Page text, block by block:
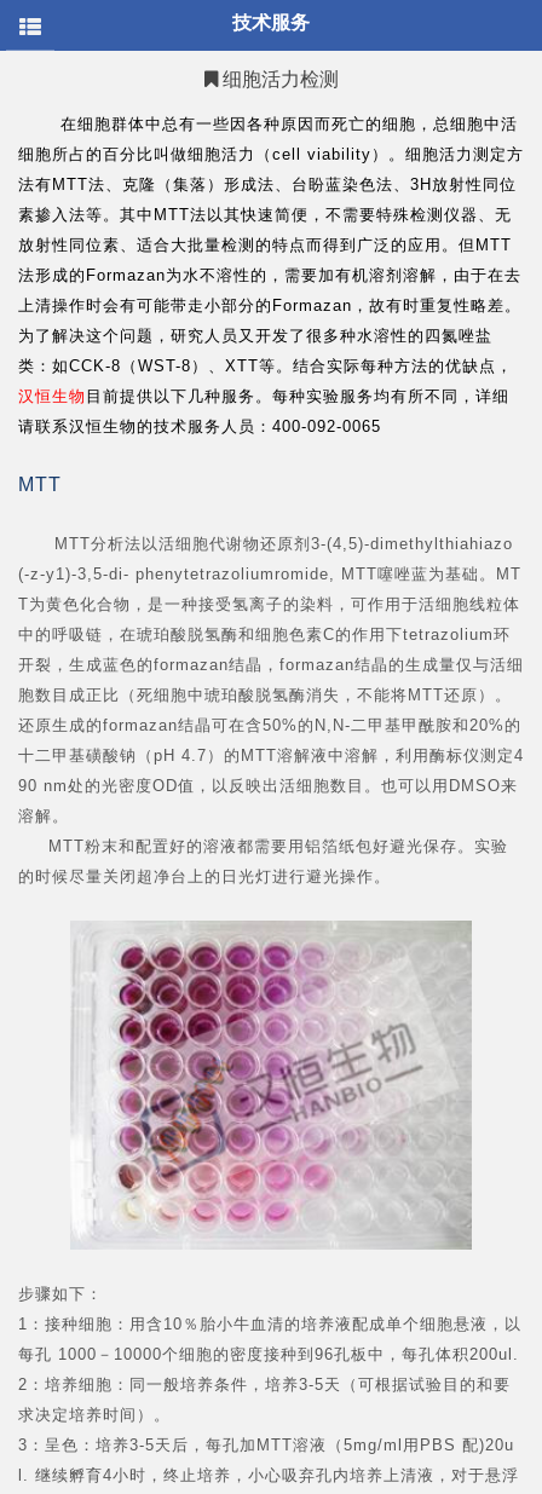
/* * @Author: your name * @Date: 2021-12-30 15:24:14 *
@LastEditTime: 2022-03-03 13:57:40 * @LastEditors: your name *
@Description: 打开koroFileHeader查看配置 进行设置:
https://github.com/OBKoro1/koro1FileHeader/wiki/
技术服务
细胞活力检测
在细胞群体中总有一些因各种原因而死亡的细胞，总细胞中活
细胞所占的百分比叫做细胞活力（cell viability）。细胞活力测定方
法有MTT法、克隆（集落）形成法、台盼蓝染色法、3H放射性同位
素掺入法等。其中MTT法以其快速简便，不需要特殊检测仪器、无
放射性同位素、适合大批量检测的特点而得到广泛的应用。但MTT
法形成的Formazan为水不溶性的，需要加有机溶剂溶解，由于在去
上清操作时会有可能带走小部分的Formazan，故有时重复性略差。
为了解决这个问题，研究人员又开发了很多种水溶性的四氮唑盐
类：如CCK-8（WST-8）、XTT等。结合实际每种方法的优缺点，
汉恒生物 目前提供以下几种服务。每种实验服务均有所不同，详细
请联系汉恒生物的技术服务人员： 400-092-0065
MTT
MTT分析法以活细胞代谢物还原剂3-(4,5)-dimethylthiahiazo
(-z-y1)-3,5-di- phenytetrazoliumromide, MTT噻唑蓝为基础。MT
T为黄色化合物，是一种接受氢离子的染料，可作用于活细胞线粒体
中的呼吸链，在琥珀酸脱氢酶和细胞色素C的作用下tetrazolium环
开裂，生成蓝色的formazan结晶，formazan结晶的生成量仅与活细
胞数目成正比（死细胞中琥珀酸脱氢酶消失，不能将MTT还原）。
还原生成的formazan结晶可在含50%的N,N-二甲基甲酰胺和20%的
十二甲基磺酸钠（pH 4.7）的MTT溶解液中溶解，利用酶标仪测定4
90 nm处的光密度OD值，以反映出活细胞数目。也可以用DMSO来
溶解。
MTT粉末和配置好的溶液都需要用铝箔纸包好避光保存。实验
的时候尽量关闭超净台上的日光灯进行避光操作。
步骤如下：
1：接种细胞：用含10％胎小牛血清的培养液配成单个细胞悬液，以
每孔 1000－10000个细胞的密度接种到96孔板中，每孔体积200ul.
2：培养细胞：同一般培养条件，培养3-5天（可根据试验目的和要
求决定培养时间）。
3：呈色：培养3-5天后，每孔加MTT溶液（5mg/ml用PBS 配)20u
l. 继续孵育4小时，终止培养，小心吸弃孔内培养上清液，对于悬浮